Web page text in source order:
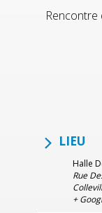
Rencontre
LIEU
Halle
Rue
+